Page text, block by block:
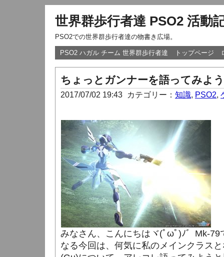
世界群歩行者達 PSO2 活動
PSO2での世界群歩行者達の物書き広場。
PSO2 ハガル チーム 世界群歩行者達 トップページ
ちょっとガンナーを語ってみよ
2017/07/02 19:43 カテゴリー： 知識, PSO2,
みなさん、こんにちはヾ(ﾟωﾟ)ﾉ゛Mk-79
なる今回は、何気に私のメインクラス